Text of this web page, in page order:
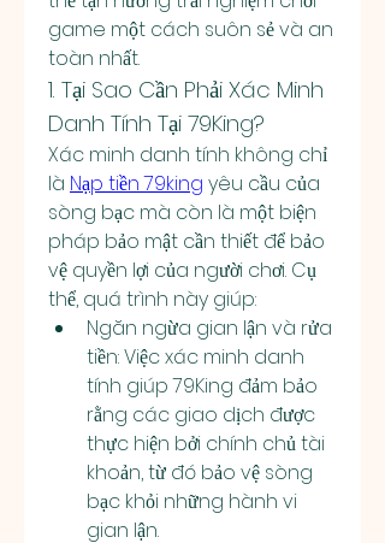
game một cách suôn sẻ và an
toàn nhất.
1. Tại Sao Cần Phải Xác Minh
Danh Tính Tại 79King?
Xác minh danh tính không chỉ
là Nạp tiền 79king yêu cầu của
sòng bạc mà còn là một biện
pháp bảo mật cần thiết để bảo
vệ quyền lợi của người chơi. Cụ
thể, quá trình này giúp:
Ngăn ngừa gian lận và rửa
tiền: Việc xác minh danh
tính giúp 79King đảm bảo
rằng các giao dịch được
thực hiện bởi chính chủ tài
khoản, từ đó bảo vệ sòng
bạc khỏi những hành vi
gian lận.